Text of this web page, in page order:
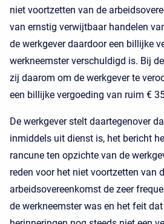
niet voortzetten van de
van ernstig verwijtbaar handelen
de werkgever daardoor een billijke
werkneemster verschuldigd is. Bij
zij daarom om de werkgever te
een billijke vergoeding van ruim €
De werkgever stelt daartegenover
inmiddels uit dienst is, het bericht
rancune ten opzichte van de
reden voor het niet voortzetten van
arbeidsovereenkomst de zeer
de werkneemster was en het feit